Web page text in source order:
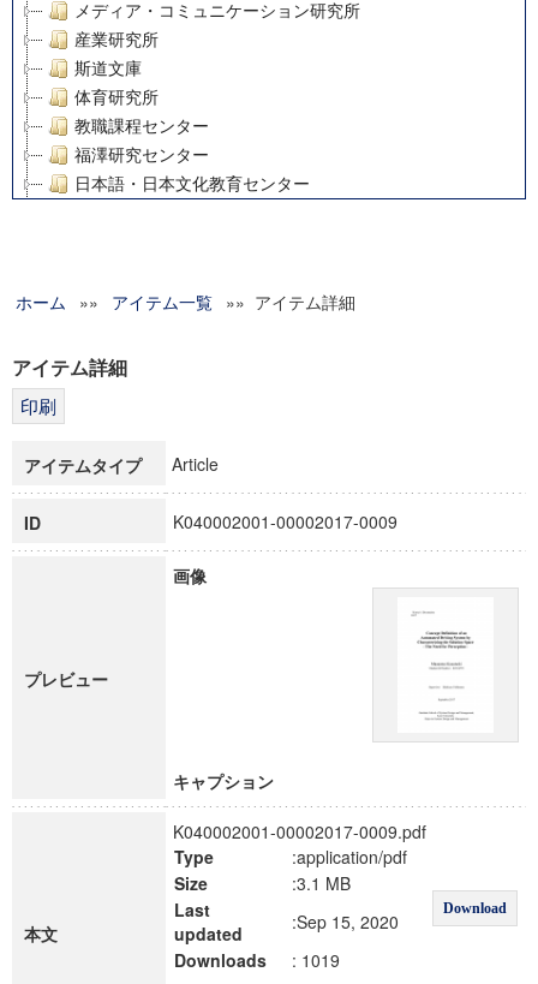
メディア・コミュニケーション研究所
産業研究所
斯道文庫
体育研究所
教職課程センター
福澤研究センター
日本語・日本文化教育センター
グローバルリサーチインスティテュート
科学研究費補助金研究成果報告書
博士課程教育リーディングプログラム「超成熟社会発展のサ
ホーム »» アイテム一覧 »» アイテム詳細
アイテム詳細
アイテムタイプ Article
ID K040002001-00002017-0009
プレビュー
画像
キャプション
本文
K040002001-00002017-0009.pdf
Type
:application/pdf
Download
Size
:3.1 MB
Last
updated
:Sep 15, 2020
Downloads
: 1019